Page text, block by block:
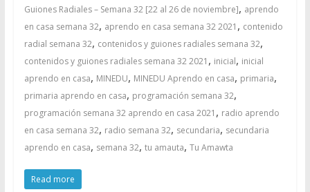
Guiones Radiales – Semana 32 [22 al 26 de noviembre], aprendo
en casa semana 32, aprendo en casa semana 32 2021 , contenido
radial semana 32, contenidos y guiones radiales semana 32,
contenidos y guiones radiales semana 32 2021 , inicial, inicial
aprendo en casa, MINEDU, MINEDU Aprendo en casa, primaria,
primaria aprendo en casa, programación semana 32,
programación semana 32 aprendo en casa 2021 , radio aprendo
en casa semana 32, radio semana 32, secundaria, secundaria
aprendo en casa, semana 32, tu amauta, Tu Amawta
Read more